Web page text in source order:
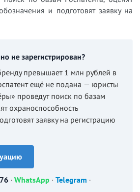
и подготовят заявку на
не зарегистрирован?
превышает 1 млн рублей в
ещё не подана — юристы
проведут поиск по базам
охраноспособность
заявку на регистрацию
· WhatsApp · Telegram ·